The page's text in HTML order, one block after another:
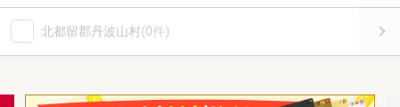
北都留郡丹波山村(0件)